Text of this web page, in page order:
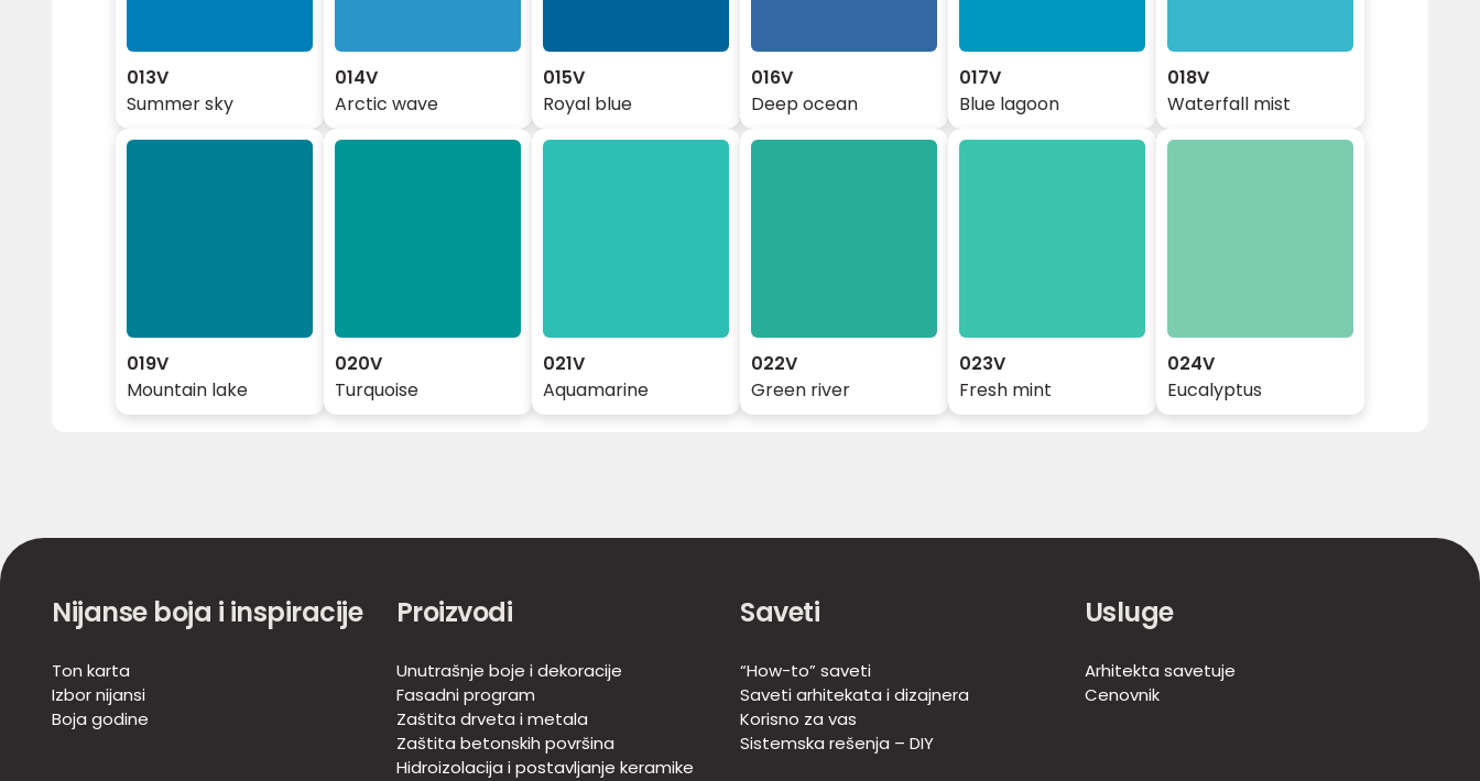
013V
Summer sky
014V
Arctic wave
015V
Royal blue
016V
Deep ocean
017V
Blue lagoon
018V
Waterfall mist
019V
Mountain lake
020V
Turquoise
021V
Aquamarine
022V
Green river
023V
Fresh mint
024V
Eucalyptus
Nijanse boja i inspiracije
Ton karta
Izbor nijansi
Boja godine
Proizvodi
Unutrašnje boje i dekoracije
Fasadni program
Zaštita drveta i metala
Zaštita betonskih površina
Hidroizolacija i postavljanje keramike
Saveti
“How-to” saveti
Saveti arhitekata i dizajnera
Korisno za vas
Sistemska rešenja – DIY
Usluge
Arhitekta savetuje
Cenovnik